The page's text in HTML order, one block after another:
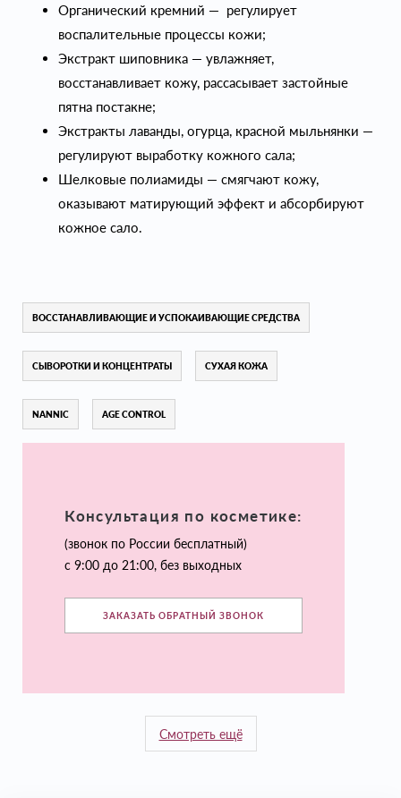
Органический кремний — регулирует
воспалительные процессы кожи;
Экстракт шиповника — увлажняет,
восстанавливает кожу, рассасывает застойные
пятна постакне;
Экстракты лаванды, огурца, красной мыльнянки —
регулируют выработку кожного сала;
Шелковые полиамиды — смягчают кожу,
оказывают матирующий эффект и абсорбируют
кожное сало.
ВОССТАНАВЛИВАЮЩИЕ И УСПОКАИВАЮЩИЕ СРЕДСТВА
СЫВОРОТКИ И КОНЦЕНТРАТЫ СУХАЯ КОЖА
NANNIC AGE CONTROL
Консультация по косметике:
(звонок по России бесплатный)
с 9:00 до 21:00, без выходных
ЗАКАЗАТЬ ОБРАТНЫЙ ЗВОНОК
Смотреть ещё